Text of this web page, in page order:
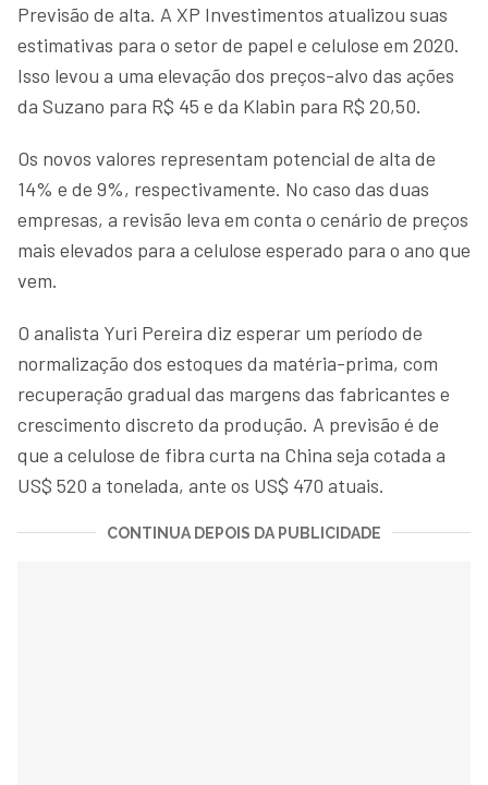
Previsão de alta. A XP Investimentos atualizou suas
estimativas para o setor de papel e celulose em 2020.
Isso levou a uma elevação dos preços-alvo das ações
da Suzano para R$ 45 e da Klabin para R$ 20,50.
Os novos valores representam potencial de alta de
14% e de 9%, respectivamente. No caso das duas
empresas, a revisão leva em conta o cenário de preços
mais elevados para a celulose esperado para o ano que
vem.
O analista Yuri Pereira diz esperar um período de
normalização dos estoques da matéria-prima, com
recuperação gradual das margens das fabricantes e
crescimento discreto da produção. A previsão é de
que a celulose de fibra curta na China seja cotada a
US$ 520 a tonelada, ante os US$ 470 atuais.
CONTINUA DEPOIS DA PUBLICIDADE